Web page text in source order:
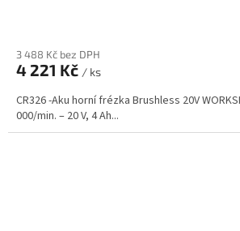
3 488 Kč bez DPH
4 221 Kč / ks
CR326 -Aku horní frézka Brushless 20V
000/min. – 20 V, 4 Ah...